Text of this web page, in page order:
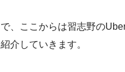
、ここからは習志野の
介していきます。